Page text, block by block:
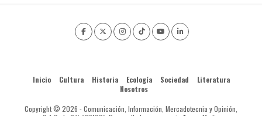
Inicio Cultura Historia Ecología Sociedad
Literatura
Nosotros
Copyright © 2026 - Comunicación, Información, Mercadotecnia y Opinión,